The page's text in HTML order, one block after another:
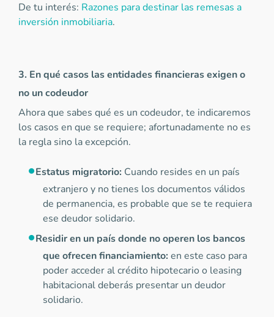
De tu interés: Razones para destinar las remesas a
inversión inmobiliaria.
3. En qué casos las entidades financieras exigen o
no un codeudor
Ahora que sabes qué es un codeudor, te indicaremos
los casos en que se requiere; afortunadamente no es
la regla sino la excepción.
Estatus migratorio: Cuando resides en un país
extranjero y no tienes los documentos válidos
de permanencia, es probable que se te requiera
ese deudor solidario.
Residir en un país donde no operen los bancos
que ofrecen financiamiento:en este caso para
poder acceder al crédito hipotecario o leasing
habitacional deberás presentar un deudor
solidario.